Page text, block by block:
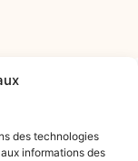
des technologies
informations des